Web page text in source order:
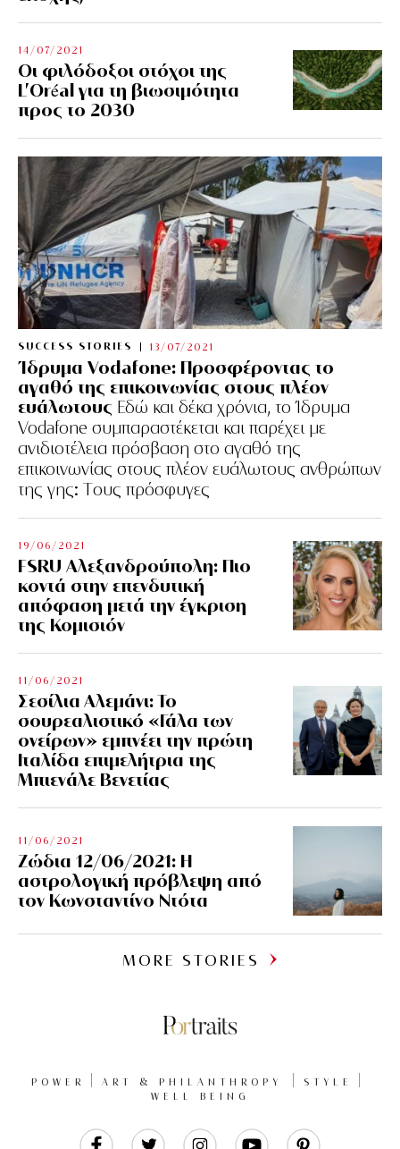
14/07/2021
Οι φιλόδοξοι στόχοι της
L’Oréal για τη βιωσιμότητα
προς το 2030
SUCCESS STORIES 13/07/2021
Ίδρυμα Vodafone: Προσφέροντας το
αγαθό της επικοινωνίας στους πλέον
ευάλωτους Εδώ και δέκα χρόνια, το Ίδρυμα
Vodafone συμπαραστέκεται και παρέχει με
ανιδιοτέλεια πρόσβαση στο αγαθό της
επικοινωνίας στους πλέον ευάλωτους ανθρώπων
της γης: Tους πρόσφυγες
19/06/2021
FSRU Αλεξανδρούπολη: Πιο
κοντά στην επενδυτική
απόφαση μετά την έγκριση
της Κομισιόν
11/06/2021
Σεσίλια Αλεμάνι: Το
σουρεαλιστικό «Γάλα των
ονείρων» εμπνέει την πρώτη
Ιταλίδα επιμελήτρια της
Μπιενάλε Βενετίας
11/06/2021
Ζώδια 12/06/2021: Η
αστρολογική πρόβλεψη από
τον Κωνσταντίνο Ντότα
MORE STORIES
POWER ART & PHILANTHROPY
STYLE
WELL BEING